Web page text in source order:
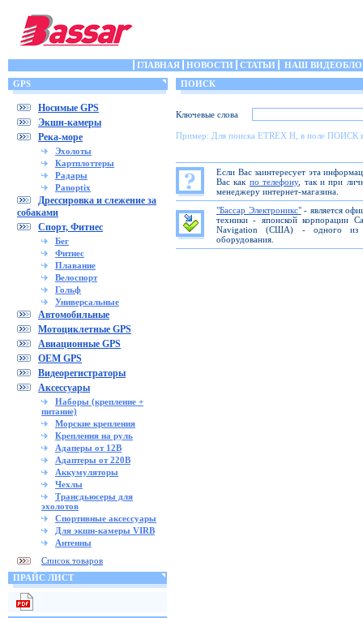
ГЛАВНАЯ НОВОСТИ СТАТЬИ
НАШ
GPS
Носимые GPS
Экшн-камеры
Река-море
Эхолоты
Картплоттеры
Радары
Panoptix
Дрессировка и слежение за
собаками
Спорт, Фитнес
Бег
Фитнес
Плавание
Велоспорт
Гольф
Универсальные
Автомобильные
Мотоциклетные GPS
Авиационные GPS
OEM GPS
Видеорегистраторы
Аксессуары
Наборы (крепление +
питание)
Морские крепления
Крепления на руль
Адаперы от 12В
Адаптеры от 220В
Аккумуляторы
Чехлы
Трансдьюсеры для
эхолотов
Спортивные аксессуары
Для экшн-камеры VIRB
Антенны
Список товаров
ПРАЙС ЛИСТ
ПОИСК
Ключевые слова
Пример: Для поиска ETREX H, в поле ПОИСК
Если Вас заинтересует эта
Вас как по телефону, так и при
менеджеру интернет-магазина.
"Бассар Электроникс"- является
техники - японской корпорации
Navigation (США) - одного из
оборудования.